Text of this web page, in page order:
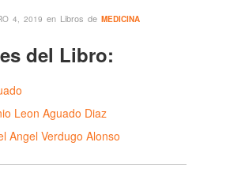
4, 2019 en Libros de MEDICINA
del Libro:
Leon Aguado Diaz
Angel Verdugo Alonso